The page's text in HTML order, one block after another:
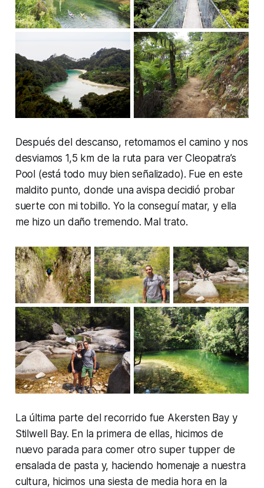
Después del descanso, retomamos el camino y nos
desviamos 1,5 km de la ruta para ver Cleopatra’s
Pool (está todo muy bien señalizado). Fue en este
maldito punto, donde una avispa decidió probar
suerte con mi tobillo. Yo la conseguí matar, y ella
me hizo un daño tremendo. Mal trato.
La última parte del recorrido fue Akersten Bay y
Stilwell Bay. En la primera de ellas, hicimos de
nuevo parada para comer otro super tupper de
ensalada de pasta y, haciendo homenaje a nuestra
cultura, hicimos una siesta de media hora en la